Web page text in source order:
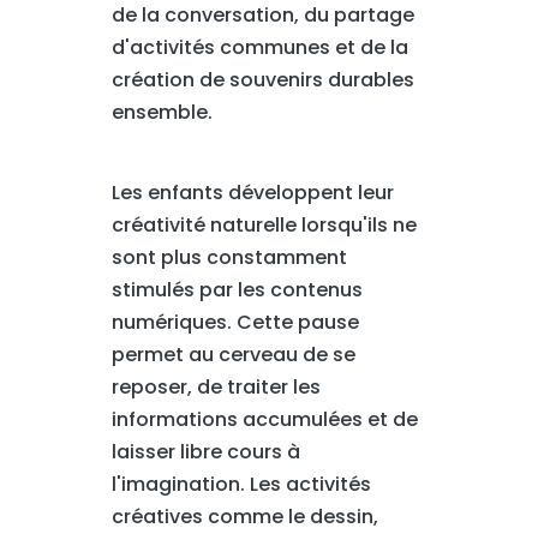
de la conversation, du partage
d'activités communes et de la
création de souvenirs durables
ensemble.
Les enfants développent leur
créativité naturelle lorsqu'ils ne
sont plus constamment
stimulés par les contenus
numériques. Cette pause
permet au cerveau de se
reposer, de traiter les
informations accumulées et de
laisser libre cours à
l'imagination. Les activités
créatives comme le dessin,